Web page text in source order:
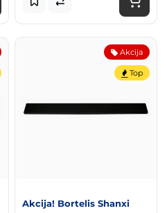
Akcija
Top
Akcija! Bortelis Shanxi